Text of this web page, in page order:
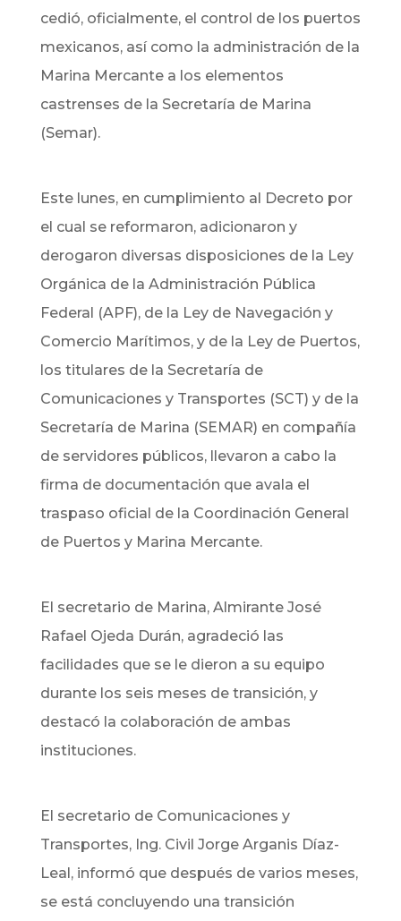
cedió, oficialmente, el control de los puertos
mexicanos, así como la administración de la
Marina Mercante a los elementos
castrenses de la Secretaría de Marina
(Semar).
Este lunes, en cumplimiento al Decreto por
el cual se reformaron, adicionaron y
derogaron diversas disposiciones de la Ley
Orgánica de la Administración Pública
Federal (APF), de la Ley de Navegación y
Comercio Marítimos, y de la Ley de Puertos,
los titulares de la Secretaría de
Comunicaciones y Transportes (SCT) y de la
Secretaría de Marina (SEMAR) en compañía
de servidores públicos, llevaron a cabo la
firma de documentación que avala el
traspaso oficial de la Coordinación General
de Puertos y Marina Mercante.
El secretario de Marina, Almirante José
Rafael Ojeda Durán, agradeció las
facilidades que se le dieron a su equipo
durante los seis meses de transición, y
destacó la colaboración de ambas
instituciones.
El secretario de Comunicaciones y
Transportes, Ing. Civil Jorge Arganis Díaz-
Leal, informó que después de varios meses,
se está concluyendo una transición